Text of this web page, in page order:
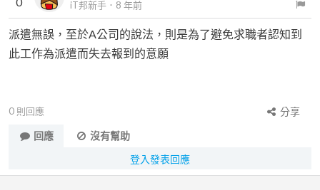
iT邦新手 ． 8 年前
派遣無誤，至於A公司的說法，則是為了避免求職者認知到
此工作為派遣而失去報到的意願
0 則回應
分享
回應
沒有幫助
登入發表回應